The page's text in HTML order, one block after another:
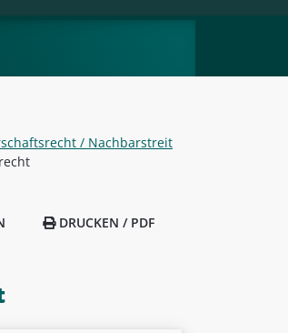
/ Nachbarstreit
DRUCKEN / PDF